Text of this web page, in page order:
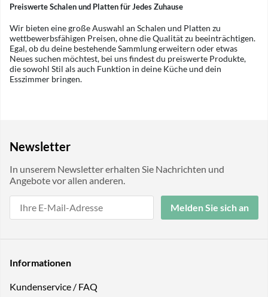
Preiswerte Schalen und Platten für Jedes Zuhause
Wir bieten eine große Auswahl an Schalen und Platten zu
wettbewerbsfähigen Preisen, ohne die Qualität zu beeinträchtigen.
Egal, ob du deine bestehende Sammlung erweitern oder etwas
Neues suchen möchtest, bei uns findest du preiswerte Produkte,
die sowohl Stil als auch Funktion in deine Küche und dein
Esszimmer bringen.
Newsletter
In unserem Newsletter erhalten Sie Nachrichten und
Angebote vor allen anderen.
Melden Sie sich an
Informationen
Kundenservice / FAQ